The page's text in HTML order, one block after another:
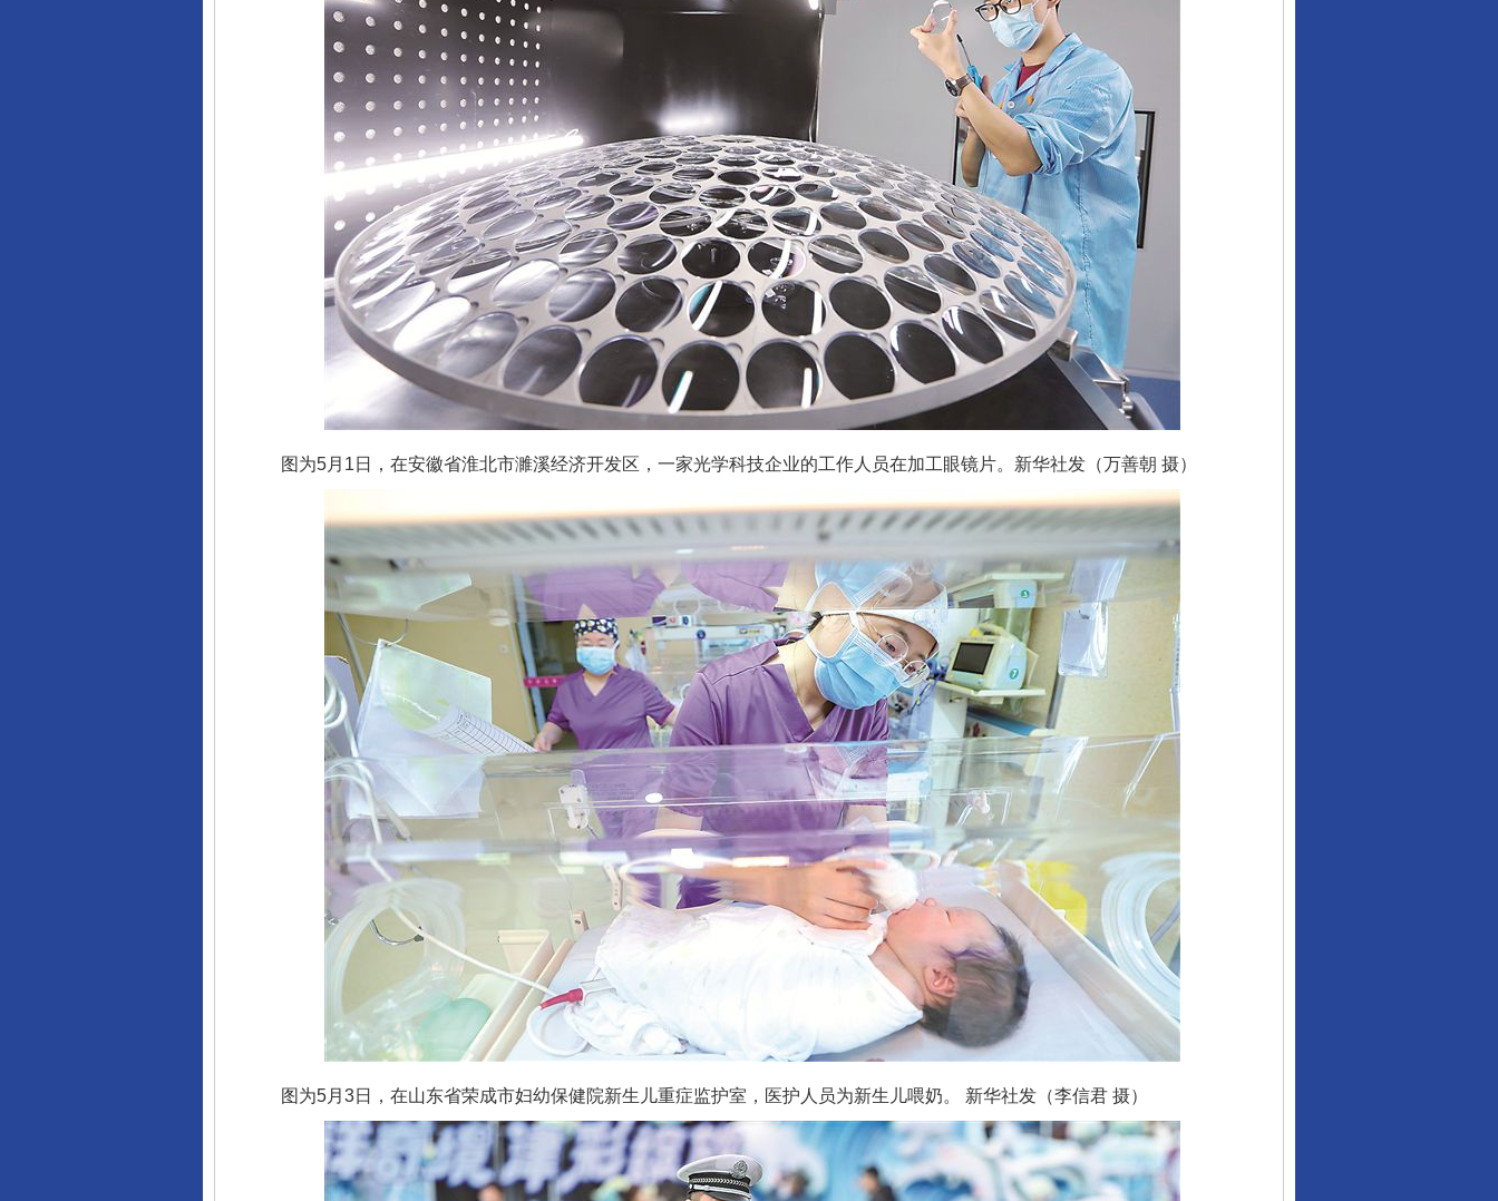
图为5月1日，在安徽省淮北市濉溪经济开发区，一家光学科技企业的工作人员在加工眼镜片。新华社发（万善朝 摄）
图为5月3日，在山东省荣成市妇幼保健院新生儿重症监护室，医护人员为新生儿喂奶。 新华社发（李信君 摄）